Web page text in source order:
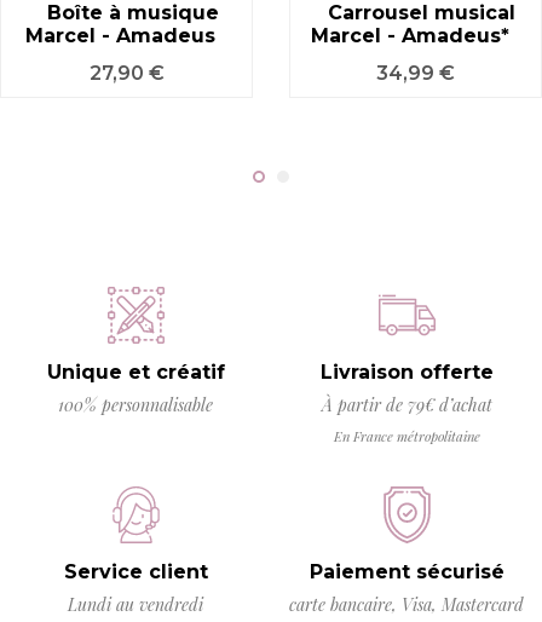
Boîte à musique
Marcel - Amadeus
Prix
27,90 €
Carrousel musical
Marcel - Amadeus*
Prix
34,99 €
Unique et créatif
100% personnalisable
Livraison offerte
À partir de 79€ d’achat
En France métropolitaine
Service client
Lundi au vendredi
Paiement sécurisé
carte bancaire, Visa, Mastercard